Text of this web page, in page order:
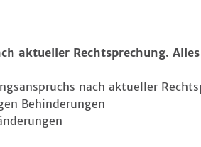
aktueller Rechtsprechung.
nach aktueller
Behinderungen